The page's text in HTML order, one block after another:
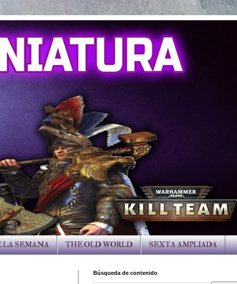
LA SEMANA THE OLD WORLD SEXTA AMPLIADA
Búsqueda de contenido